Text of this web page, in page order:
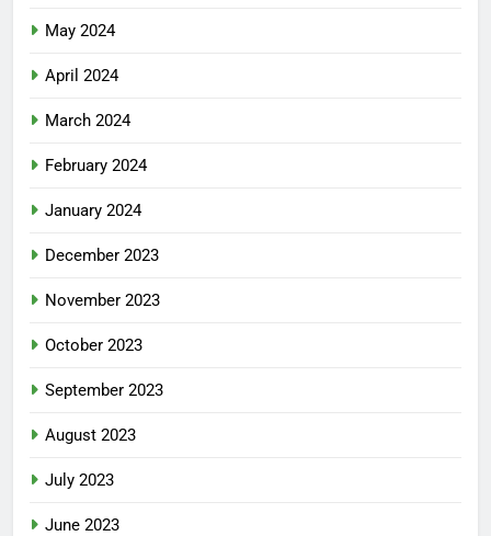
May 2024
April 2024
March 2024
February 2024
January 2024
December 2023
November 2023
October 2023
September 2023
August 2023
July 2023
June 2023